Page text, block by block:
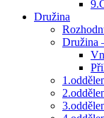
Družina
Družina